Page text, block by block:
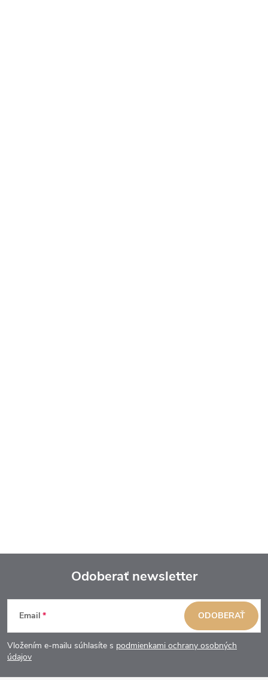
Z
á
p
Odoberať newsletter
Email
Vložením e-mailu súhlasíte s podmienkami ochrany osobných
údajov
ODOBERAŤ